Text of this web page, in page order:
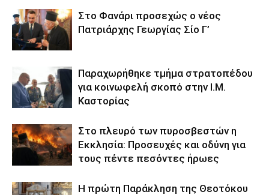
Στο Φανάρι προσεχώς ο νέος
Πατριάρχης Γεωργίας Σίο Γ’
Παραχωρήθηκε τμήμα στρατοπέδου
για κοινωφελή σκοπό στην Ι.Μ.
Καστορίας
Στο πλευρό των πυροσβεστών η
Εκκλησία: Προσευχές και οδύνη για
τους πέντε πεσόντες ήρωες
Η πρώτη Παράκληση της Θεοτόκου